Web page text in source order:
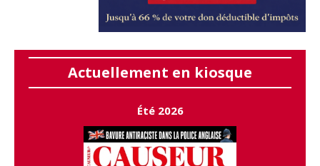
Actuellement en kiosque
Été 2026